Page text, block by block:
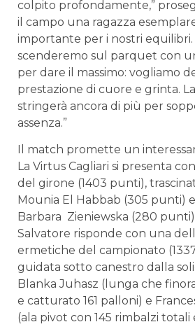
colpito profondamente,”
il campo una ragazza
importante per i nostri equilibri.
scenderemo sul parquet con
per dare il massimo: vogliamo
prestazione di cuore e grinta.
stringerà ancora di più per
assenza.”
Il match promette un
La Virtus Cagliari si presenta
del girone (1403 punti),
Mounia El Habbab (305 punti)
Barbara Zieniewska (280
Salvatore risponde con una
ermetiche del campionato
guidata sotto canestro dalla
Blanka Juhasz (lunga che
e catturato 161 palloni) e
(ala pivot con 145 rimbalzi